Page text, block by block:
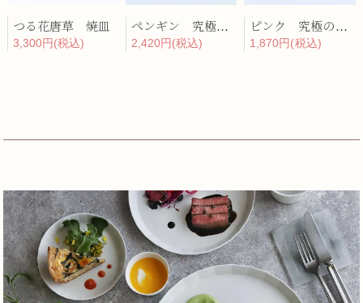
つる花唐草 焼皿
3,300円(税込)
ペンギン 究極のレンゲ
2,420円(税込)
ピンク 究極のレンゲ
1,870円(税込)